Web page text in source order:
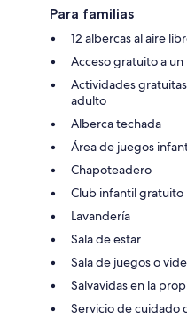
Para familias
12 albercas al aire
Acceso gratuito a
Actividades
adulto
Alberca techada
Área de juegos
Chapoteadero
Club infantil gratuito
Lavandería
Sala de estar
Sala de juegos o
Salvavidas en la
Servicio de cuidado